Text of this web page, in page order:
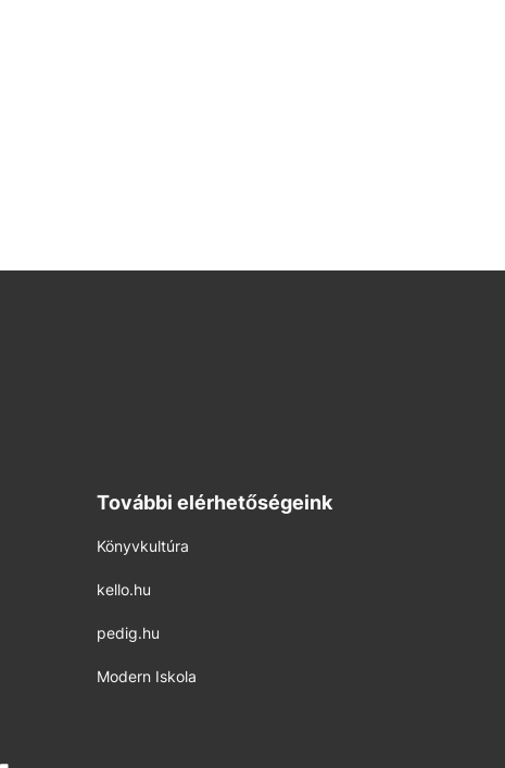
További elérhetőségeink
Könyvkultúra
kello.hu
pedig.hu
Modern Iskola